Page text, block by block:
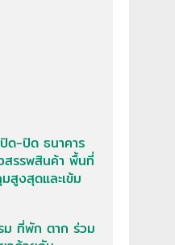
ปิด-ปิด ธนาคาร
สรรพสินค้า พื้นที่
สูงสุดและเข้ม
ม ที่พัก ตาก ร่วม